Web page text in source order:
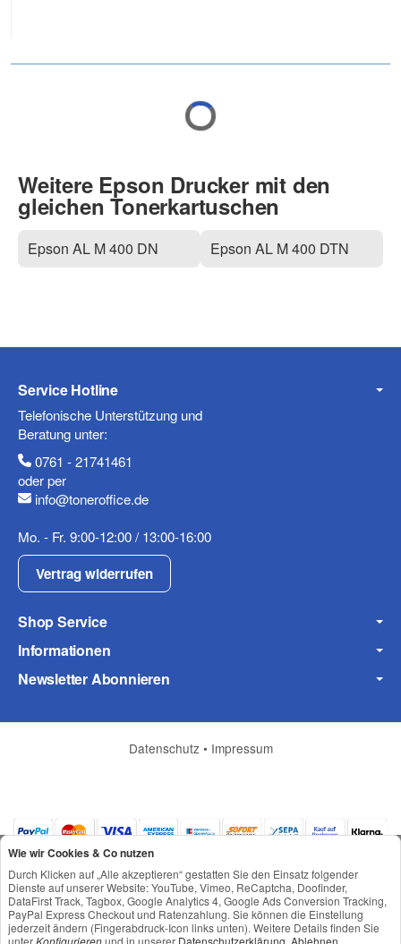
Weitere Epson Drucker mit den
gleichen Tonerkartuschen
Epson AL M 400 DN Epson AL M 400 DTN
Service Hotline
Telefonische Unterstützung und
Beratung unter:
0761 - 21741461
oder per
info@toneroffice.de
Mo. - Fr. 9:00-12:00 / 13:00-16:00
Vertrag widerrufen
Shop Service
Informationen
Newsletter Abonnieren
Datenschutz • Impressum
*Alle Preise inkl. gesetzlicher USt., zzgl.Versand
Wie wir Cookies & Co nutzen
Durch Klicken auf „Alle akzeptieren“ gestatten Sie den Einsatz folgender
Dienste auf unserer Website: YouTube, Vimeo, ReCaptcha, Doofinder,
DataFirst Track, Tagbox, Google Analytics 4, Google Ads Conversion Tracking,
PayPal Express Checkout und Ratenzahlung. Sie können die Einstellung
jederzeit ändern (Fingerabdruck-Icon links unten). Weitere Details finden Sie
unterKonfigurierenund in unserer Datenschutzerklärung Ablehnen